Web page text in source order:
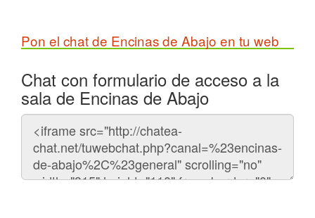
Pon el chat de Encinas de Abajo en tu web
Chat con formulario de acceso a la
sala de Encinas de Abajo
Código
del
chat